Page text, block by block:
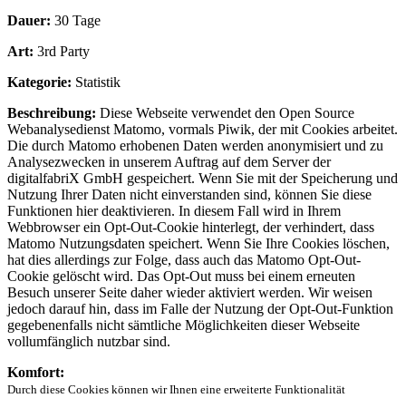
Dauer: 30 Tage
Art: 3rd Party
Kategorie: Statistik
Beschreibung: Diese Webseite verwendet den Open Source
Webanalysedienst Matomo, vormals Piwik, der mit Cookies arbeitet.
Die durch Matomo erhobenen Daten werden anonymisiert und zu
Analysezwecken in unserem Auftrag auf dem Server der
digitalfabriX GmbH gespeichert. Wenn Sie mit der Speicherung und
Nutzung Ihrer Daten nicht einverstanden sind, können Sie diese
Funktionen hier deaktivieren. In diesem Fall wird in Ihrem
Webbrowser ein Opt-Out-Cookie hinterlegt, der verhindert, dass
Matomo Nutzungsdaten speichert. Wenn Sie Ihre Cookies löschen,
hat dies allerdings zur Folge, dass auch das Matomo Opt-Out-
Cookie gelöscht wird. Das Opt-Out muss bei einem erneuten
Besuch unserer Seite daher wieder aktiviert werden. Wir weisen
jedoch darauf hin, dass im Falle der Nutzung der Opt-Out-Funktion
gegebenenfalls nicht sämtliche Möglichkeiten dieser Webseite
vollumfänglich nutzbar sind.
Komfort:
Durch diese Cookies können wir Ihnen eine erweiterte Funktionalität